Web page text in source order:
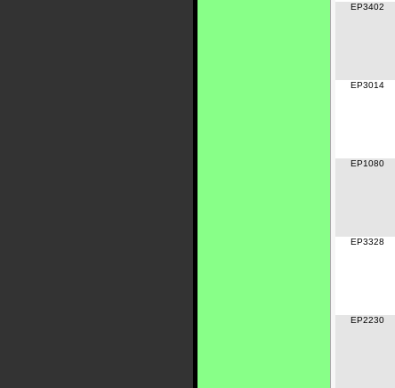
EP3402
EP3014
EP1080
EP3328
EP2230